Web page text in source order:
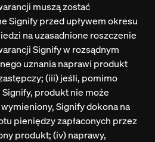
muszą zostać
Signify przed upływem okresu
na uzasadnione roszczenie
Signify w rozsądnym
uznania naprawi produkt
(iii) jeśli, pomimo
Signify, produkt nie może
Signify dokona na
pieniędzy zapłaconych przez
produkt; (iv) naprawy,